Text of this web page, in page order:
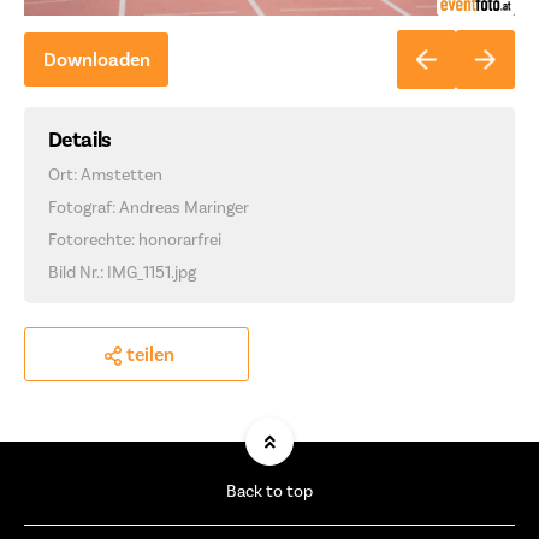
Downloaden
Details
Ort: Amstetten
Fotograf: Andreas Maringer
Fotorechte: honorarfrei
Bild Nr.: IMG_1151.jpg
teilen
Back to top